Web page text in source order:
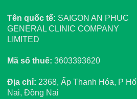
Tên quốc tế: SAIGON AN PHUC
GENERAL CLINIC COMPANY
LIMITED
Mã số thuế: 3603393620
Địa chỉ: 2368, Ấp Thanh Hóa, P Hố
Nai, Đồng Nai